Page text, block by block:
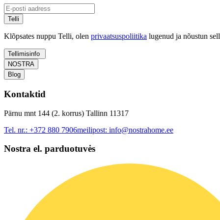
Telli
Klõpsates nuppu Telli, olen privaatsuspoliitika lugenud ja nõustun
Tellimisinfo
NOSTRA
Blog
Kontaktid
Pärnu mnt 144 (2. korrus) Tallinn 11317
Tel. nr.: +372 880 7906meilipost: info@nostrahome.ee
Nostra el. parduotuvės